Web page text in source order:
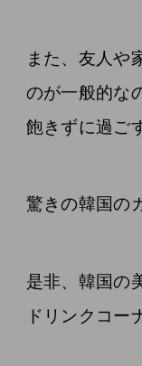
また、友人や
のが一般的な
飽きずに過ご
驚きの韓国の
是非、韓国の
ドリンクコー